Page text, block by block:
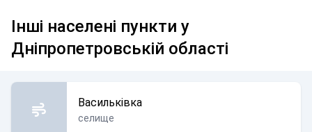
Інші населені пункти у
Дніпропетровській області
Васильківка
селище